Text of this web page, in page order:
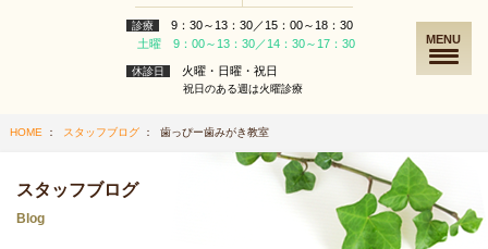
診療
9：30～13：30／15：00～18：30
土曜 9：00～13：30／14：30～17：30
休診日 火曜・日曜・祝日
祝日のある週は火曜診療
MENU
HOME： スタッフブログ： 歯っぴー歯みがき教室
スタッフブログ
Blog